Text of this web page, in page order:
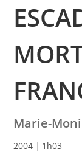
Marie-
2004 1h03